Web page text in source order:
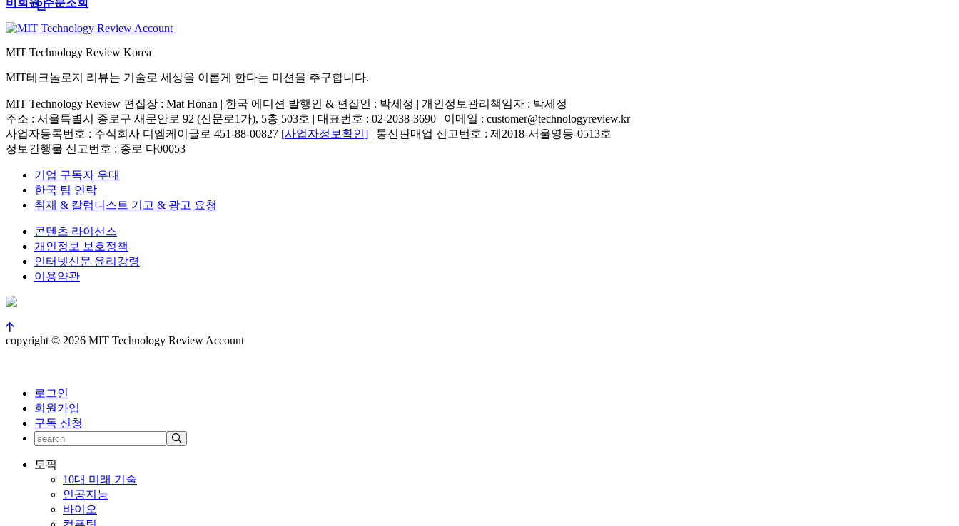
비회원 주문조회
MIT Technology Review Korea
MIT테크놀로지 리뷰는 기술로 세상을 이롭게 한다는 미션을 추구합니다.
MIT Technology Review 편집장 : Mat Honan | 한국 에디션 발행인 & 편집인 : 박세정 | 개인정보관리책임자 : 박세정
주소 : 서울특별시 종로구 새문안로 92 (신문로1가), 5층 503호 | 대표번호 : 02-2038-3690 | 이메일 : customer@technologyreview.kr
사업자등록번호 : 주식회사 디엠케이글로 451-88-00827 [사업자정보확인] | 통신판매업 신고번호 : 제2018-서울영등-0513호
정보간행물 신고번호 : 종로 다00053
기업 구독자 우대
한국 팀 연락
취재 & 칼럼니스트 기고 & 광고 요청
콘텐츠 라이선스
개인정보 보호정책
인터넷신문 윤리강령
이용약관
copyright © 2026 MIT Technology Review Account
로그인
회원가입
구독 신청
토픽
10대 미래 기술
인공지능
바이오